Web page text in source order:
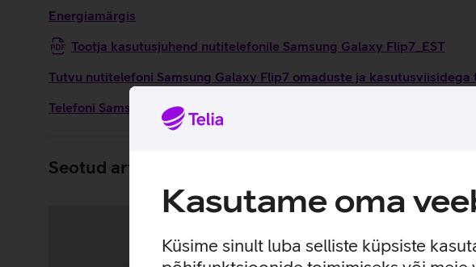
Kasutame oma
Küsime sinult luba selliste küpsiste
Energiamärgis
Tootja kasutusjuhend nutitelefonile Samsung Galaxy Flip7_EST
Tutvu nutitelefoni Samsung Galaxy Flip7 omaduste ja kasutusviisidega
Telefoni Samsung Galaxy Flip7 seadistamise juhised
Seotud artiklid ja videod